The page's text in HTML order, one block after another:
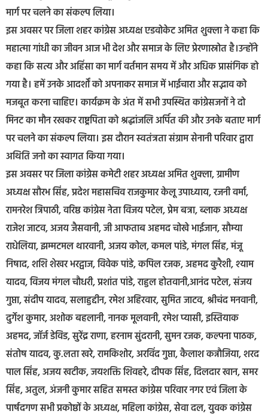
मार्ग पर चलने का संकल्प लिया।
इस अवसर पर जिला शहर कांग्रेस अध्यक्ष एडवोकेट अमित शुक्ला ने कहा कि
महात्मा गांधी का जीवन आज भी देश और समाज के लिए प्रेरणास्रोत है।उन्होंने
कहा कि सत्य और अहिंसा का मार्ग वर्तमान समय में और अधिक प्रासंगिक हो
गया है। हमें उनके आदर्शों को अपनाकर समाज में भाईचारा और सद्भाव को
मजबूत करना चाहिए। कार्यक्रम के अंत में सभी उपस्थित कांग्रेसजनों ने दो
मिनट का मौन रखकर राष्ट्रपिता को श्रद्धांजलि अर्पित की और उनके बताए मार्ग
पर चलने का संकल्प लिया। इस दौरान स्वतंत्रता संग्राम सेनानी परिवार द्वारा
अथिति जनो का स्वागत किया गया।
इस अवसर पर जिला कांग्रेस कमेटी शहर अध्यक्ष अमित शुक्ला, ग्रामीण
अध्यक्ष सौरभ सिंह, प्रदेश महासचिव राजकुमार केलू उपाध्याय, रजनी वर्मा,
रामनरेश त्रिपाठी, वरिष्ठ कांग्रेस नेता विजय पटेल, प्रेम बत्रा, ब्लाक अध्यक्ष
राजेश जाटव, अजय जैसवानी, जी आफताब अहमद चोखे भाईजान, सौम्या
राधेलिया, झम्मटमल थारवानी, अजय कोल, कमल पांडे, मंगल सिंह, मंजू
निषाद, शशि शेखर भरद्वाज, विवेक पांडे, कपिल रजक, अहमद कुरैशी, श्याम
यादव, विजय मंगल चौधरी, प्रशांत पांडे, राहुल होतवानी,आनंद पटेल, संजय
गुप्ता, संदीप यादव, सलाहुद्दीन, रमेश अहिरवार, सुमित जाटव, श्रीचंद मनवानी,
दुर्गेश कुमार, अशोक बहलानी, नानक मूलवानी, रमेश प्यासी, इस्तियाक
अहमद, जॉर्ज डेविड, सुरेंद्र राणा, हरनाम सुंदरानी, सुमन रजक, कल्पना पाठक,
संतोष यादव, कु.लता खरे, रामकिशोर, अरविंद गुप्ता, कैलाश कन्नौजिया, शरद
पाल सिंह, अजय खटीक, जयशक्ति शिवहरे, दीपक सिंह, दिलदार खान, समर
सिंह, अतुल, अंजनी कुमार सहित समस्त कांग्रेस परिवार नगर एवं जिला के
पार्षदगण सभी प्रकोष्ठों के अध्यक्ष, महिला कांग्रेस, सेवा दल, युवक कांग्रेस